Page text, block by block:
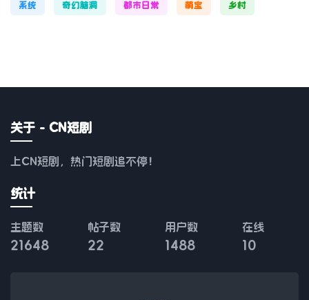
系统 奇幻脑洞 都市日常 萌宝 乡村
关于 - CN短剧
上CN短剧，热门短剧追不停！
统计
主题数
21648
帖子数
22
用户数
1488
在线
10